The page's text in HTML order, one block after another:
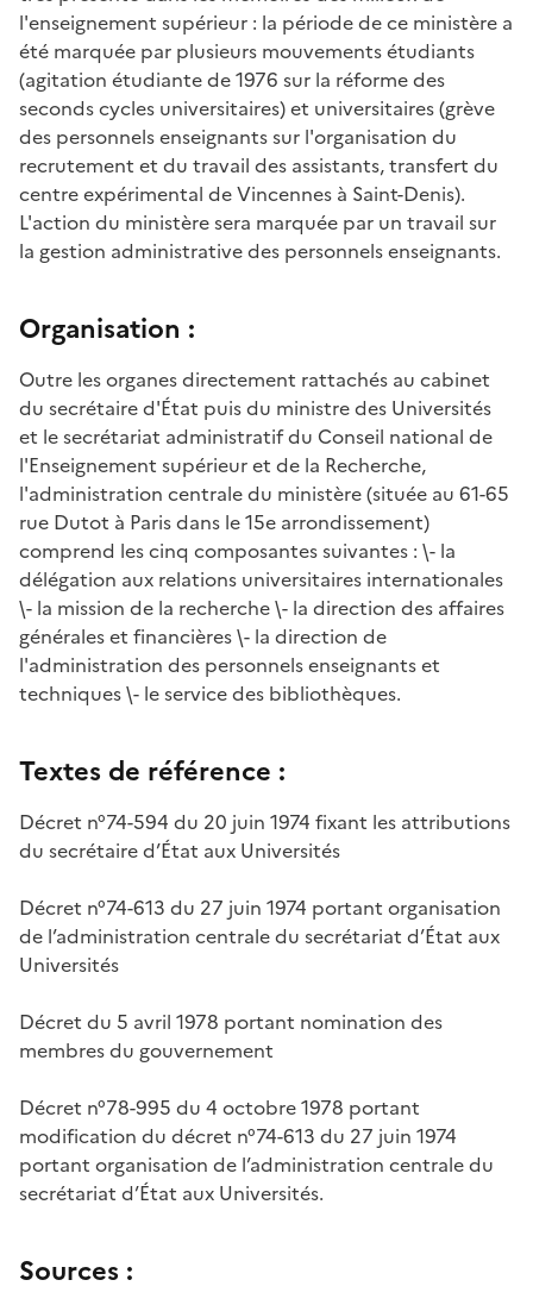
l'enseignement supérieur : la période de ce ministère a
été marquée par plusieurs mouvements étudiants
(agitation étudiante de 1976 sur la réforme des
seconds cycles universitaires) et universitaires (grève
des personnels enseignants sur l'organisation du
recrutement et du travail des assistants, transfert du
centre expérimental de Vincennes à Saint-Denis).
L'action du ministère sera marquée par un travail sur
la gestion administrative des personnels enseignants.
Organisation :
Outre les organes directement rattachés au cabinet
du secrétaire d'État puis du ministre des Universités
et le secrétariat administratif du Conseil national de
l'Enseignement supérieur et de la Recherche,
l'administration centrale du ministère (située au 61-65
rue Dutot à Paris dans le 15e arrondissement)
comprend les cinq composantes suivantes : \- la
délégation aux relations universitaires internationales
\- la mission de la recherche \- la direction des affaires
générales et financières \- la direction de
l'administration des personnels enseignants et
techniques \- le service des bibliothèques.
Textes de référence :
Décret n°74-594 du 20 juin 1974 fixant les attributions
du secrétaire d’État aux Universités
Décret n°74-613 du 27 juin 1974 portant organisation
de l’administration centrale du secrétariat d’État aux
Universités
Décret du 5 avril 1978 portant nomination des
membres du gouvernement
Décret n°78-995 du 4 octobre 1978 portant
modification du décret n°74-613 du 27 juin 1974
portant organisation de l’administration centrale du
secrétariat d’État aux Universités.
Sources :